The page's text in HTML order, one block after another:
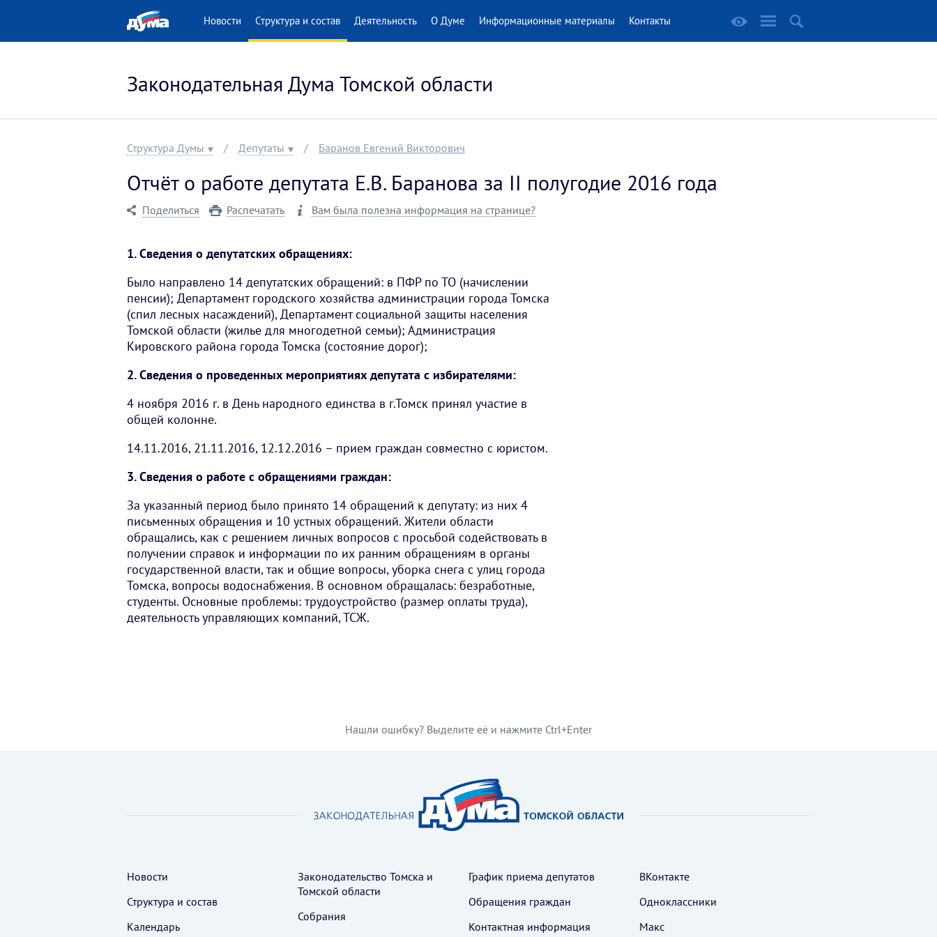
Новости Структура и состав Деятельность О Думе Информационные материалы Контакты
Законодательная Дума Томской области
Структура Думы Депутаты Баранов Евгений Викторович
Отчёт о работе депутата Е.В. Баранова за II полугодие 2016 года
Поделиться Распечатать Вам была полезна информация на странице?
1. Сведения о депутатских обращениях:
Было направлено 14 депутатских обращений: в ПФР по ТО (начислении
пенсии); Департамент городского хозяйства администрации города Томска
(спил лесных насаждений), Департамент социальной защиты населения
Томской области (жилье для многодетной семьи); Администрация
Кировского района города Томска (состояние дорог);
2. Сведения о проведенных мероприятиях депутата с избирателями:
4 ноября 2016 г. в День народного единства в г.Томск принял участие в
общей колонне.
14.11.2016, 21.11.2016, 12.12.2016 – прием граждан совместно с юристом.
3. Сведения о работе с обращениями граждан:
За указанный период было принято 14 обращений к депутату: из них 4
письменных обращения и 10 устных обращений. Жители области
обращались, как с решением личных вопросов с просьбой содействовать в
получении справок и информации по их ранним обращениям в органы
государственной власти, так и общие вопросы, уборка снега с улиц города
Томска, вопросы водоснабжения. В основном обращалась: безработные,
студенты. Основные проблемы: трудоустройство (размер оплаты труда),
деятельность управляющих компаний, ТСЖ.
Нашли ошибку? Выделите её и нажмите Ctrl+Enter
Новости
Структура и состав
Календарь
Законодательство Томска и
Томской области
Собрания
График приема депутатов
Обращения граждан
Контактная информация
ВКонтакте
Одноклассники
Макс